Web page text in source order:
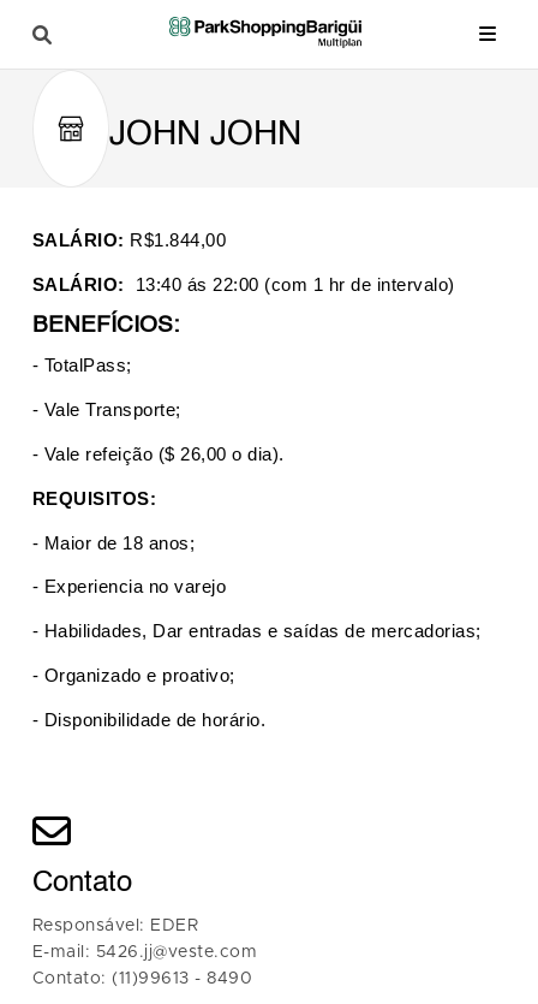
JOHN JOHN
Contato
Responsável: EDER
E-mail: 5426.jj@veste.com
Contato: (11)99613 - 8490
SALÁRIO: R$1.844,00
SALÁRIO: 13:40 ás 22:00 (com 1 hr de intervalo)
BENEFÍCIOS:
- TotalPass;
- Vale Transporte;
- Vale refeição ($ 26,00 o dia).
REQUISITOS:
- Maior de 18 anos;
- Experiencia no varejo
- Habilidades, Dar entradas e saídas de mercadorias;
- Organizado e proativo;
- Disponibilidade de horário.